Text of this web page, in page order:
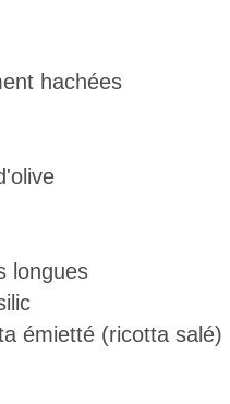
hachées
longues
émietté (ricotta salé)